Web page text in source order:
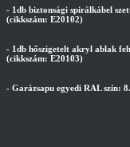
- 1db biztonsági spirálkábel
(cikkszám: E20102)
- 1db hőszigetelt akryl ablak
(cikkszám: E20103)
- Garázsapu egyedi RAL szín: